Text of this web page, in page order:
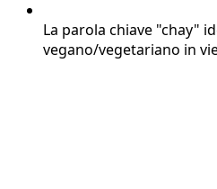
La parola chiave "chay"
vegano/vegetariano in